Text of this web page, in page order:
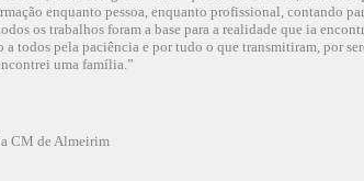
enquanto pessoa, enquanto profissional, contando
os trabalhos foram a base para a realidade que ia
todos pela paciência e por tudo o que transmitiram, por
uma família.”
CM de Almeirim